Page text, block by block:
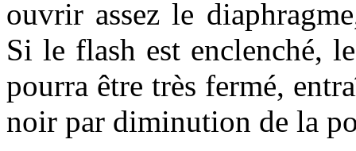
ouvrir assez le
Si le flash est enclenché,
pourra être très fermé,
noir par diminution de la